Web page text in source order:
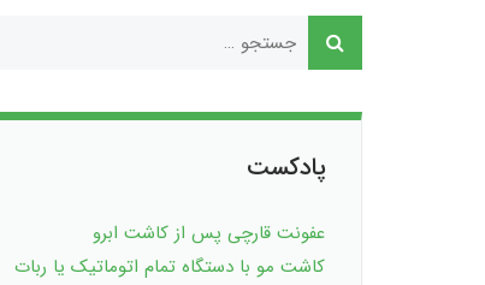
پادکست
عفونت قارچی پس از کاشت ابرو
کاشت مو با دستگاه تمام اتوماتیک یا ربات